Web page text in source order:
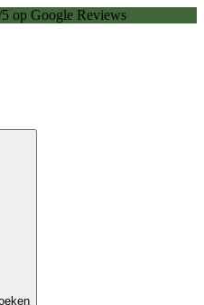
op Google Reviews